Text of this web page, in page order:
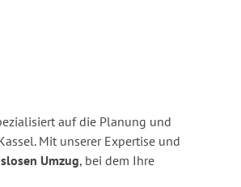
auf die Planung und
Mit unserer Expertise und
Umzug, bei dem Ihre